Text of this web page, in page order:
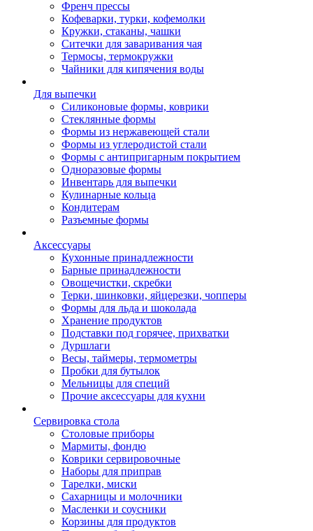
Френч прессы
Кофеварки, турки, кофемолки
Кружки, стаканы, чашки
Ситечки для заваривания чая
Термосы, термокружки
Чайники для кипячения воды
Для выпечки
Силиконовые формы, коврики
Стеклянные формы
Формы из нержавеющей стали
Формы из углеродистой стали
Формы с антипригарным покрытием
Одноразовые формы
Инвентарь для выпечки
Кулинарные кольца
Кондитерам
Разъемные формы
Аксессуары
Кухонные принадлежности
Барные принадлежности
Овощечистки, скребки
Терки, шинковки, яйцерезки, чопперы
Формы для льда и шоколада
Хранение продуктов
Подставки под горячее, прихватки
Дуршлаги
Весы, таймеры, термометры
Пробки для бутылок
Мельницы для специй
Прочие аксессуары для кухни
Сервировка стола
Столовые приборы
Мармиты, фондю
Коврики сервировочные
Наборы для приправ
Тарелки, миски
Сахарницы и молочники
Масленки и соусники
Корзины для продуктов